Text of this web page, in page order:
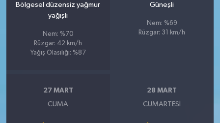
Bölgesel düzensiz yağmur
yağışlı
Nem: %70
Rüzgar: 42 km/h
Yağış Olasılığı: %87
Güneşli
Nem: %69
Rüzgar: 31 km/h
27 MART
CUMA
28 MART
CUMARTESI